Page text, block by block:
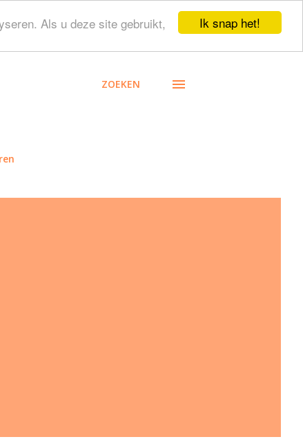
Ik snap het!
Als u deze site gebruikt,
ZOEKEN